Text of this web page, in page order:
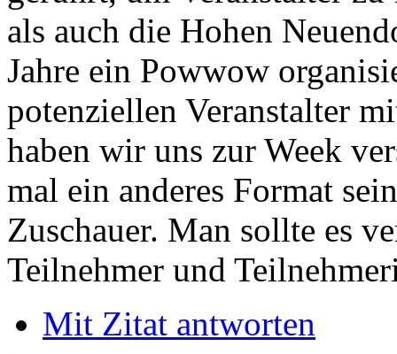
als auch die Hohen
Jahre ein Powwow
potenziellen Veranstalter
haben wir uns zur Week
mal ein anderes Format
Zuschauer. Man sollte es
Teilnehmer und
Mit Zitat antworten